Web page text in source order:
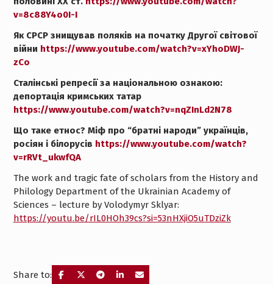
v=8c88Y4o0I-I
Як СРСР знищував поляків на початку Другої світової
війни https://www.youtube.com/watch?v=xYhoDWJ-
zCo
Сталінські репресії за національною ознакою:
депортація кримських татар
https://www.youtube.com/watch?v=nqZInLd2N78
Що таке етнос? Міф про “братні народи” українців,
росіян і білорусів https://www.youtube.com/watch?
v=rRVt_ukwfQA
The work and tragic fate of scholars from the History and
Philology Department of the Ukrainian Academy of
Sciences – lecture by Volodymyr Sklyar:
https://youtu.be/rIL0HOh39cs?si=53nHXjiO5uTDziZk
Share to: